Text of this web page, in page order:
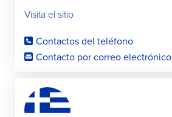
Visita el sitio
Contactos del teléfono
Contacto por correo electrónico